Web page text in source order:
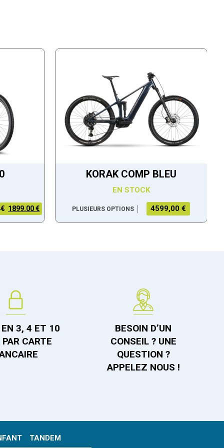
1899.00 €
KORAK COMP BLEU
EN STOCK
PLUSIEURS OPTIONS 4599,00 €
EN 3, 4 ET 10
PAR CARTE
BESOIN D’UN
CONSEIL ? UNE
QUESTION ?
APPELEZ NOUS !
TANDEM